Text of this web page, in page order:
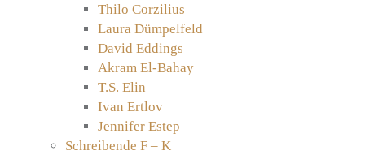
Thilo Corzilius
Laura Dümpelfeld
David Eddings
Akram El-Bahay
T.S. Elin
Ivan Ertlov
Jennifer Estep
Schreibende F – K